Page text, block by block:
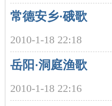
常德安乡·硪歌
2010-1-18 22:18
岳阳·洞庭渔歌
2010-1-18 22:16